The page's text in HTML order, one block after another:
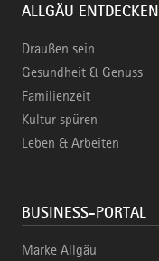
ALLGÄU ENTDECKEN
Draußen sein
Gesundheit & Genuss
Familienzeit
Kultur spüren
Leben & Arbeiten
BUSINESS-PORTAL
Marke Allgäu